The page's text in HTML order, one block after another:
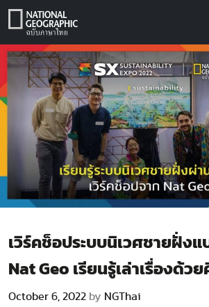
Skip
เวิร์คช็อประบบนิเวศชายฝั่งแ
Nat Geo เรียนรู้เล่าเรื่องด้ว
October 6, 2022 by NGThai